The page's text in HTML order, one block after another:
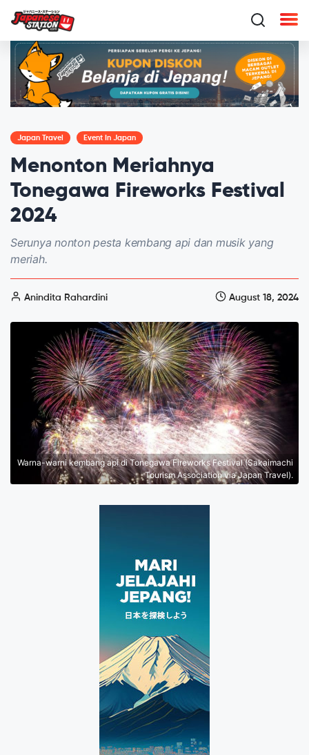
Japan Travel Event In Japan
Menonton Meriahnya
Tonegawa Fireworks Festival
2024
Serunya nonton pesta kembang api dan musik yang
meriah.
Anindita Rahardini August 18, 2024
Warna-warni kembang api di Tonegawa Fireworks Festival (Sakaimachi
Tourism Association via Japan Travel).